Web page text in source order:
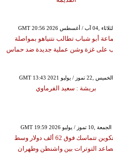
GMT 20:56 2026 الثلاثاء ,04 آب / أغسطس
أبو شباب تطالب نتنياهو بمواصلة
على غزة وشن عملية جديدة ضد حماس
GMT 13:43 2021 الخميس ,22 تموز / يوليو
بريشة : سعيد الفرماوي
GMT 19:59 2026 الجمعة ,10 تموز / يوليو
بيتكوين تتماسك فوق 62 ألف دولار وسط
التوترات بين واشنطن وطهران